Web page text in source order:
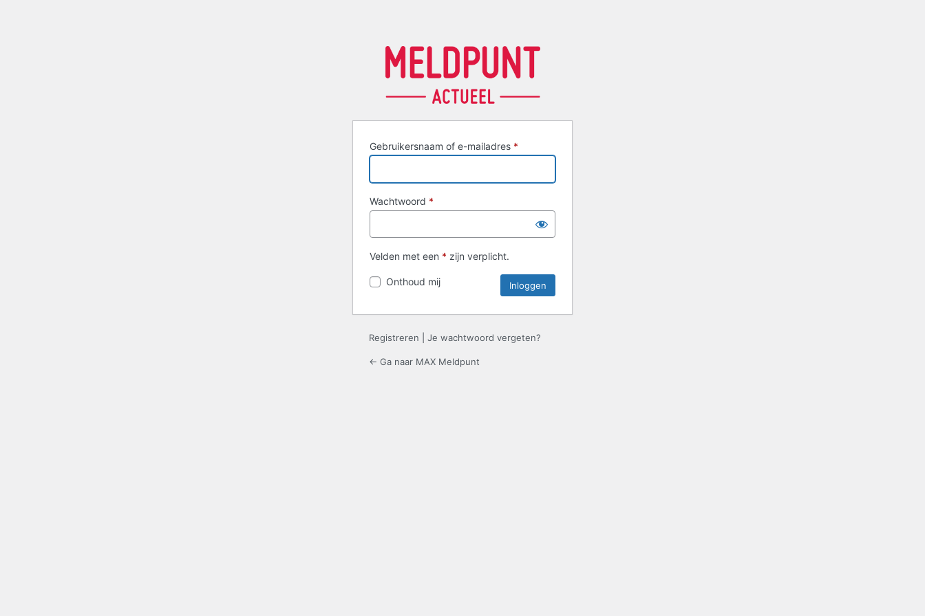
Gebruikersnaam of e-mailadres *
Wachtwoord *
Velden met een * zijn verplicht.
Onthoud mij
Registreren Je wachtwoord vergeten?
← Ga naar MAX Meldpunt